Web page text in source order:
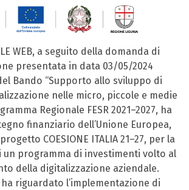
WEB, a seguito della domanda di
presentata in data 03/05/2024
Bando “Supporto allo sviluppo di
nelle micro, piccole e medie
Regionale FESR 2021–2027, ha
finanziario dell’Unione Europea,
COESIONE ITALIA 21–27, per la
un programma di investimenti volto al
della digitalizzazione aziendale.
ha riguardato l’implementazione di